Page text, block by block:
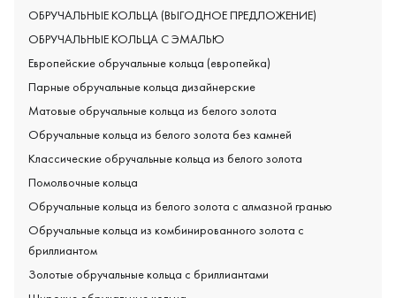
ОБРУЧАЛЬНЫЕ КОЛЬЦА (ВЫГОДНОЕ ПРЕДЛОЖЕНИЕ)
ОБРУЧАЛЬНЫЕ КОЛЬЦА С ЭМАЛЬЮ
Европейские обручальные кольца (европейка)
Парные обручальные кольца дизайнерские
Матовые обручальные кольца из белого золота
Обручальные кольца из белого золота без камней
Классические обручальные кольца из белого золота
Помолвочные кольца
Обручальные кольца из белого золота с алмазной гранью
Обручальные кольца из комбинированного золота с
бриллиантом
Золотые обручальные кольца с бриллиантами